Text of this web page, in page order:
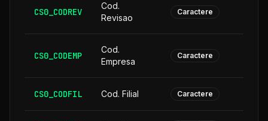
CS0_CODREV
Cod.
Revisao
Caractere
CS0_CODEMP
Cod.
Empresa
Caractere
CS0_CODFIL Cod. Filial Caractere